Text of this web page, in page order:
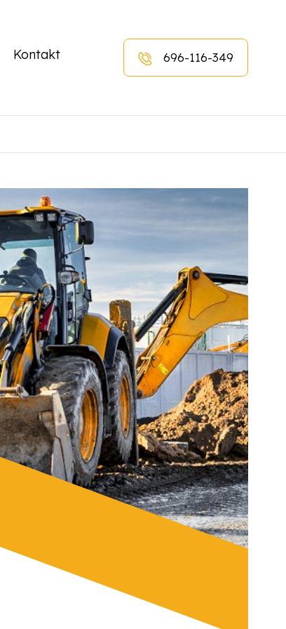
Kontakt 696-116-349